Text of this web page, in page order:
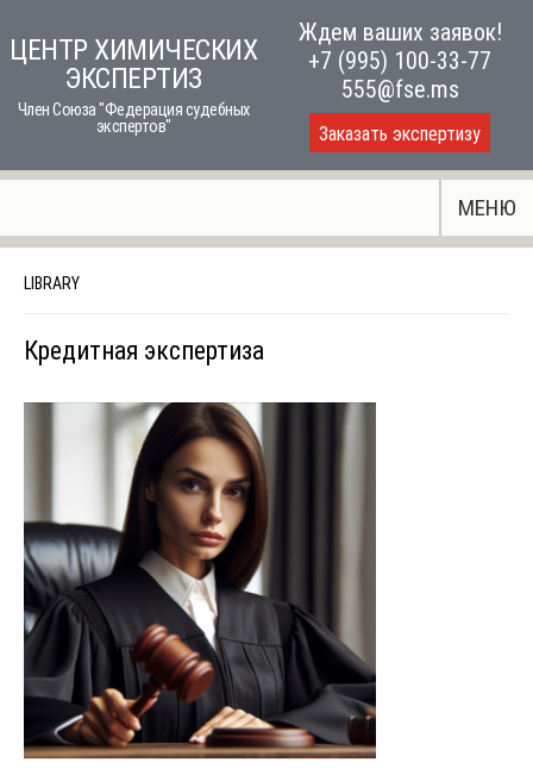
toЦЕНТР ХИМИЧЕСКИХ
ЭКСПЕРТИЗ
Член Союза "Федерация судебных
экспертов"
Ждем ваших заявок!
+7 (995) 100-33-77
555@fse.ms
Заказать экспертизу
МЕНЮ
LIBRARY
Кредитная экспертиза